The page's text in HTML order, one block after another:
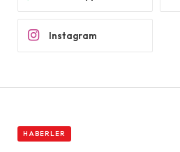
Instagram
HABERLER